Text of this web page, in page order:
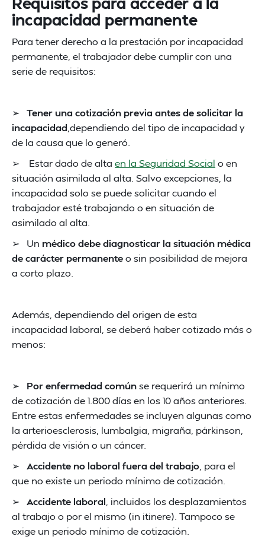
incapacidad permanente
Para tener derecho a la prestación por incapacidad
permanente, el trabajador debe cumplir con una
serie de requisitos:
➢ Tener una cotización previa antes de solicitar la
incapacidad ,dependiendo del tipo de incapacidad y
de la causa que lo generó.
➢ Estar dado de alta en la Seguridad Social o en
situación asimilada al alta. Salvo excepciones, la
incapacidad solo se puede solicitar cuando el
trabajador esté trabajando o en situación de
asimilado al alta.
➢ Un médico debe diagnosticar la situación médica
de carácter permanenteo sin posibilidad de mejora
a corto plazo.
Además, dependiendo del origen de esta
incapacidad laboral, se deberá haber cotizado más o
menos:
➢ Por enfermedad comúnse requerirá un mínimo
de cotización de 1.800 días en los 10 años anteriores.
Entre estas enfermedades se incluyen algunas como
la arterioesclerosis, lumbalgia, migraña, párkinson,
pérdida de visión o un cáncer.
➢ Accidente no laboral fuera del trabajo , para el
que no existe un periodo mínimo de cotización.
➢ Accidente laboral , incluidos los desplazamientos
al trabajo o por el mismo (in itinere). Tampoco se
exige un periodo mínimo de cotización.